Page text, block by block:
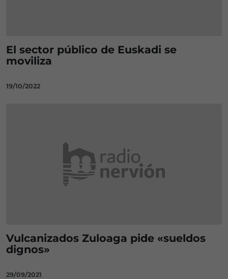
El sector público de Euskadi se
moviliza
19/10/2022
Vulcanizados Zuloaga pide «sueldos
dignos»
29/09/2021